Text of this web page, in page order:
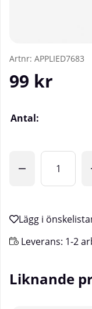
Artnr: APPLIED7683
99 kr
Antal:
Leverans: 1-2
Liknande